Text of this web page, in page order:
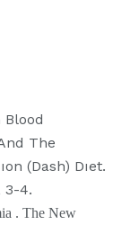
Blood
The
(Dash) Dıet.
3-4.
. The New